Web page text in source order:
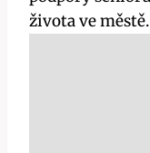
života ve městě.